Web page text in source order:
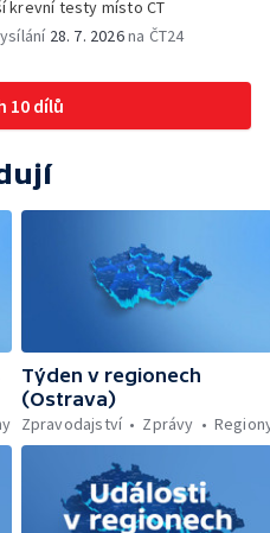
— Výběr ze sociálních sítí ČT
Vlasta Pavelcová —
krevní testy místo CT
28. 7. 2026na ČT24
10 dílů
Týden v regionech
(Ostrava)
Zpravodajství
Zprávy